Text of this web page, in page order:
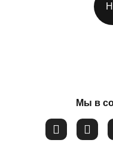
Сепарация от родителей
неспособности
Мы в